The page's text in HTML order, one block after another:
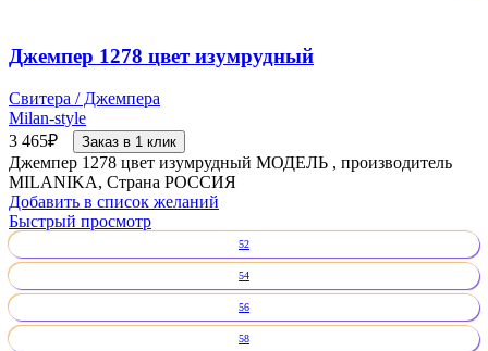
Джемпер 1278 цвет изумрудный
Свитера / Джемпера
Milan-style
3 465₽ Заказ в 1 клик
Джемпер 1278 цвет изумрудный МОДЕЛЬ , производитель
MILANIKA, Страна РОССИЯ
Добавить в список желаний
Быстрый просмотр
52
54
56
58